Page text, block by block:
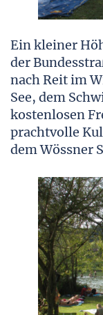
Ein kleiner
der
nach Reit im
See, dem
kostenlosen
prachtvolle
dem Wössner